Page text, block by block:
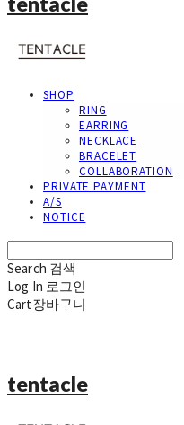
SHOP
RING
EARRING
NECKLACE
BRACELET
COLLABORATION
PRIVATE PAYMENT
A/S
NOTICE
Search 검색
Log In 로그인
Cart장바구니
tentacle